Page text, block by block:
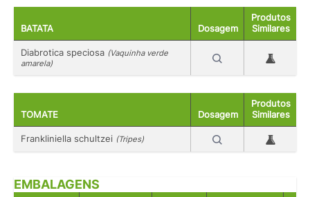
BATATA Dosagem
Produtos
Similares
Diabrotica speciosa (Vaquinha verde
amarela)
TOMATE Dosagem
Produtos
Similares
Frankliniella schultzei (Tripes)
EMBALAGENS